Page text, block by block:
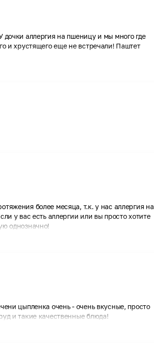
аллергия на пшеницу и мы много где
и хрустящего еще не встречали! Паштет
более месяца, т.к. у нас аллергия на
у вас есть аллергии или вы просто хотите
однозначно!
цыпленка очень - очень вкусные, просто
и такие качественные блюда!